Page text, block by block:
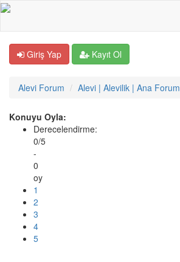
Giriş Yap Kayıt Ol
Alevi Forum Alevi | Alevilik | Ana Forum
Konuyu Oyla:
Derecelendirme:
0/5
-
0
oy
1
2
3
4
5